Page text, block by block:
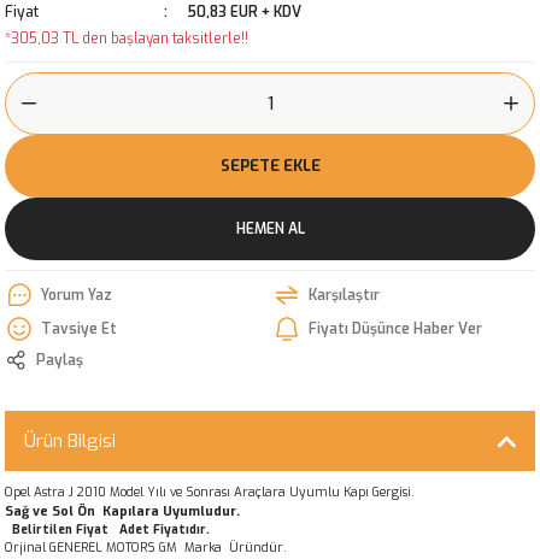
Fiyat
50,83 EUR + KDV
*305,03 TL den başlayan taksitlerle!!
SEPETE EKLE
HEMEN AL
Yorum Yaz
Karşılaştır
Tavsiye Et
Fiyatı Düşünce Haber Ver
Paylaş
Ürün Bilgisi
Opel Astra J 2010 Model Yılı ve Sonrası Araçlara Uyumlu Kapı Gergisi.
Sağ ve Sol Ön Kapılara Uyumludur.
Belirtilen Fiyat Adet Fiyatıdır.
Orjinal GENEREL MOTORS GM Marka Üründür.